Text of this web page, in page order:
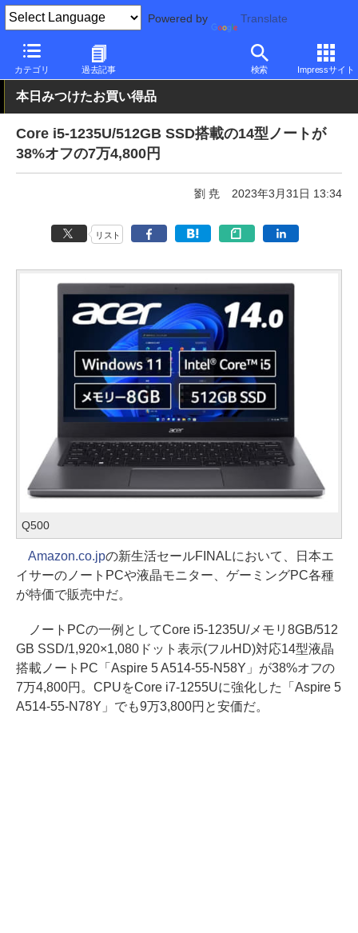
Powered by Translate
カテゴリ 過去記事 検索 Impressサイト
PC Watch パソコン/タブレット/スマートフォン ノートパソコン
本日みつけたお買い得品
Core i5-1235U/512GB SSD搭載の14型ノートが
38%オフの7万4,800円
劉 尭 2023年3月31日 13:34
リスト
Q500
Amazon.co.jpの新生活セールFINALにおいて、日本エ
イサーのノートPCや液晶モニター、ゲーミングPC各種
が特価で販売中だ。
ノートPCの一例としてCore i5-1235U/メモリ8GB/512
GB SSD/1,920×1,080ドット表示(フルHD)対応14型液晶
搭載ノートPC「Aspire 5 A514-55-N58Y」が38%オフの
7万4,800円。CPUをCore i7-1255Uに強化した「Aspire 5
A514-55-N78Y」でも9万3,800円と安価だ。